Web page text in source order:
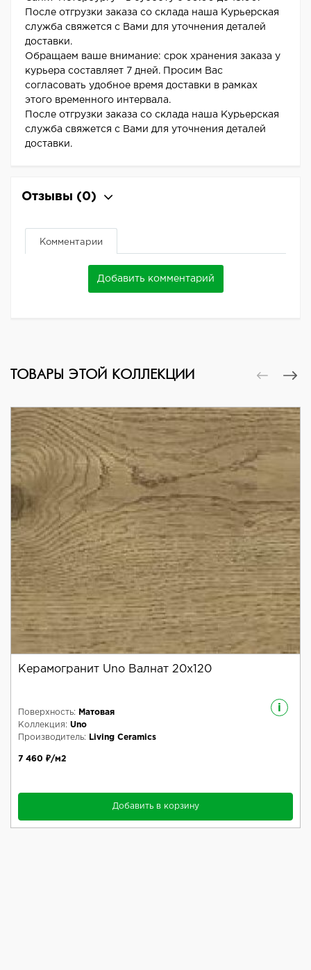
После отгрузки заказа со склада наша Курьерская
служба свяжется с Вами для уточнения деталей
доставки.
Обращаем ваше внимание: срок хранения заказа у
курьера составляет 7 дней. Просим Вас
согласовать удобное время доставки в рамках
этого временного интервала.
После отгрузки заказа со склада наша Курьерская
служба свяжется с Вами для уточнения деталей
доставки.
Отзывы (0)
Комментарии
Добавить комментарий
ТОВАРЫ ЭТОЙ КОЛЛЕКЦИИ
Керамогранит Uno Валнат 20x120
i
Поверхность:
Матовая
Коллекция: Uno
Производитель:
Living Ceramics
7 460 ₽/м2
Добавить в корзину